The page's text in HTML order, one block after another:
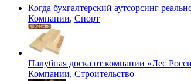
Когда бухгалтерский аутсорсинг
Компании, Спорт
Палубная доска от компании «Лес
Компании, Строительство